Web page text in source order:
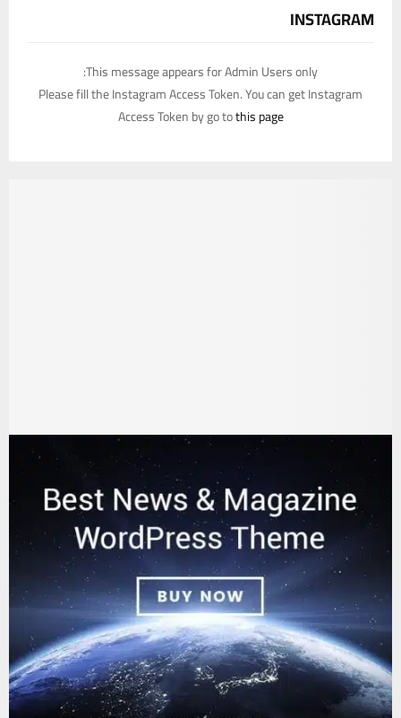
INSTAGRAM
This message appears for Admin Users only:
Please fill the Instagram Access Token. You can get Instagram
Access Token by go tothis page